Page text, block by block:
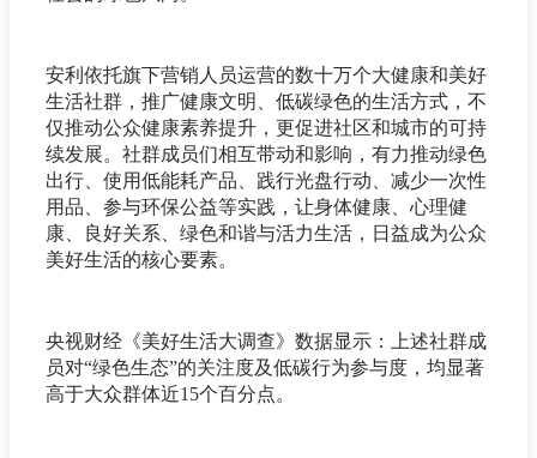
安利依托旗下营销人员运营的数十万个大健康和美好
生活社群，推广健康文明、低碳绿色的生活方式，不
仅推动公众健康素养提升，更促进社区和城市的可持
续发展。社群成员们相互带动和影响，有力推动绿色
出行、使用低能耗产品、践行光盘行动、减少一次性
用品、参与环保公益等实践，让身体健康、心理健
康、良好关系、绿色和谐与活力生活，日益成为公众
美好生活的核心要素。
央视财经《美好生活大调查》数据显示：上述社群成
员对“绿色生态”的关注度及低碳行为参与度，均显著
高于大众群体近15个百分点。